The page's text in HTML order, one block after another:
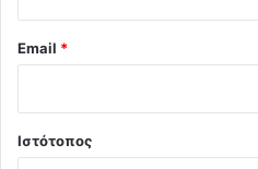
Email *
Ιστότοπος